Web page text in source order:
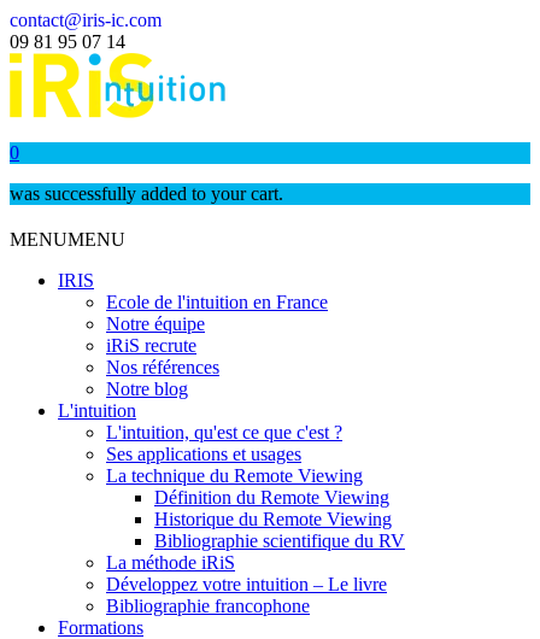
contact@iris-ic.com
09 81 95 07 14
0
was successfully added to your cart.
MENUMENU
IRIS
Ecole de l'intuition en France
Notre équipe
iRiS recrute
Nos références
Notre blog
L'intuition
L'intuition, qu'est ce que c'est ?
Ses applications et usages
La technique du Remote Viewing
Définition du Remote Viewing
Historique du Remote Viewing
Bibliographie scientifique du RV
La méthode iRiS
Développez votre intuition – Le livre
Bibliographie francophone
Formations